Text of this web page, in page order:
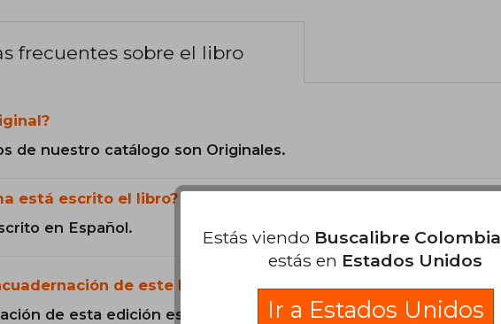
frecuentes sobre el libro
de nuestro catálogo son Originales.
está escrito el libro?
en Español.
de este libro?
de esta edición es Tapa Dura.
Estás viendo Buscalibre Colombia
estás en Estados Unidos
Ir a Estados Unidos